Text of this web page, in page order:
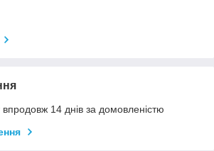
14 днів за домовленістю